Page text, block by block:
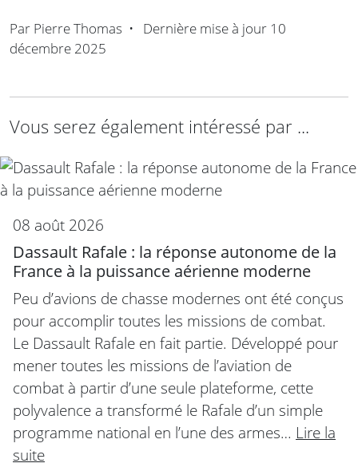
Par Pierre Thomas • Dernière mise à jour 10
décembre 2025
Vous serez également intéressé par ...
08 août 2026
Dassault Rafale : la réponse autonome de la
France à la puissance aérienne moderne
Peu d’avions de chasse modernes ont été conçus
pour accomplir toutes les missions de combat.
Le Dassault Rafale en fait partie. Développé pour
mener toutes les missions de l’aviation de
combat à partir d’une seule plateforme, cette
polyvalence a transformé le Rafale d’un simple
programme national en l’une des armes… Lire la
suite